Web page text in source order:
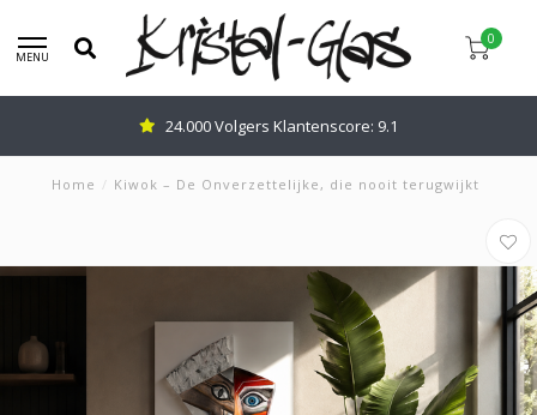
MENU
0
24.000 Volgers Klantenscore: 9.1
Home / Kiwok – De Onverzettelijke, die nooit terugwijkt